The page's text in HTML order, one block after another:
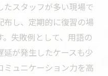
たスタッフが多い現場で
布し、定期的に復習の場
失敗例として、用語の
が発生したケースも少
ュニケーション力を高